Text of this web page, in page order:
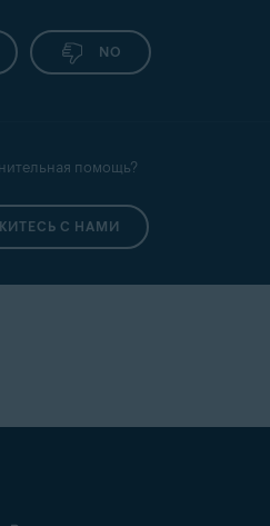
NO
помощь?
С НАМИ